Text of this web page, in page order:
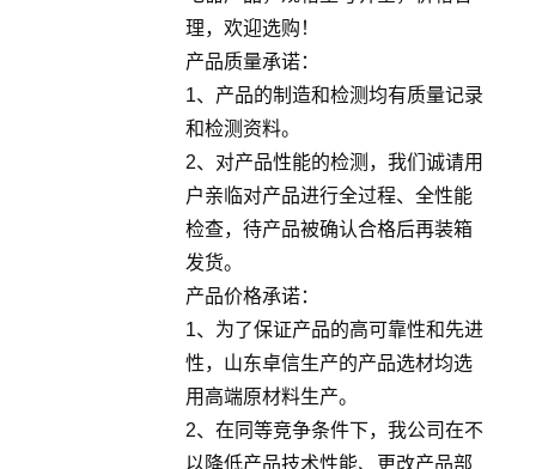
理，欢迎选购！
产品质量承诺：
1、产品的制造和检测均有质量记录
和检测资料。
2、对产品性能的检测，我们诚请用
户亲临对产品进行全过程、全性能
检查，待产品被确认合格后再装箱
发货。
产品价格承诺：
1、为了保证产品的高可靠性和先进
性，山东卓信生产的产品选材均选
用高端原材料生产。
2、在同等竞争条件下，我公司在不
以降低产品技术性能、更改产品部